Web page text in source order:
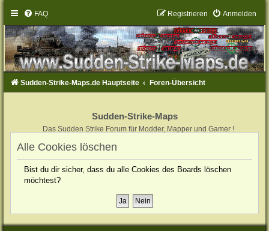
FAQ Anmelden
Registrieren
Sudden-Strike-Maps.de Hauptseite Foren-Übersicht
Sudden-Strike-Maps
Das Sudden Strike Forum für Modder, Mapper und Gamer !
Alle Cookies löschen
Bist du dir sicher, dass du alle Cookies des Boards löschen
möchtest?